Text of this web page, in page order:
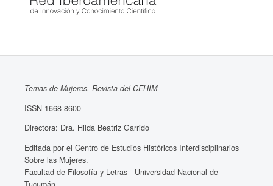
Temas de Mujeres. Revista del CEHIM
ISSN 1668-8600
Directora: Dra. Hilda Beatriz Garrido
Editada por el Centro de Estudios Históricos Interdisciplinarios
Sobre las Mujeres.
Facultad de Filosofía y Letras - Universidad Nacional de